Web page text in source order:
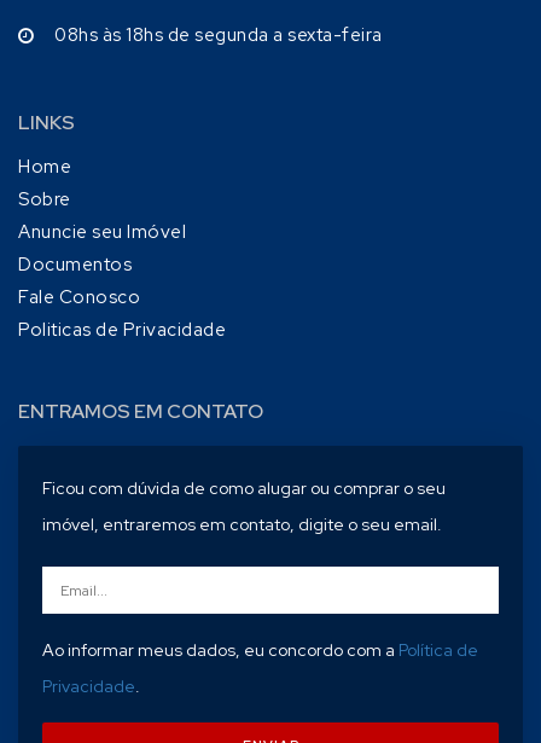
08hs às 18hs de segunda a sexta-feira
LINKS
Home
Sobre
Anuncie seu Imóvel
Documentos
Fale Conosco
Politicas de Privacidade
ENTRAMOS EM CONTATO
Ficou com dúvida de como alugar ou comprar o seu
imóvel, entraremos em contato, digite o seu email.
Ao informar meus dados, eu concordo com a Política de
Privacidade.